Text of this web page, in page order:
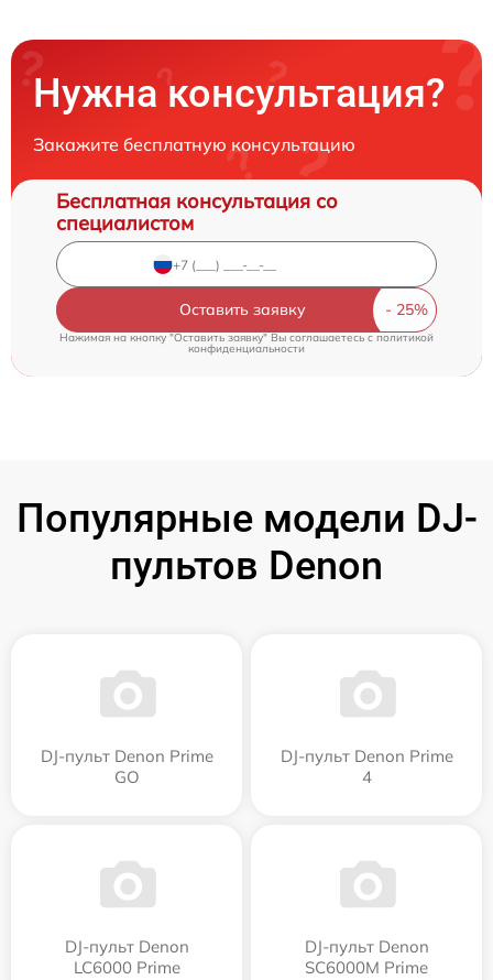
Нужна консультация?
Закажите бесплатную консультацию
Бесплатная консультация со
специалистом
Оставить заявку
Нажимая на кнопку "Оставить заявку" Вы соглашаетесь c политикой
конфиденциальности
Популярные модели DJ-
пультов Denon
DJ-пульт Denon Prime
GO
DJ-пульт Denon Prime
4
DJ-пульт Denon
LC6000 Prime
DJ-пульт Denon
SC6000M Prime